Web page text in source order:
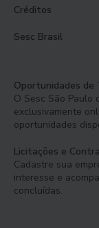
Créditos
Sesc Brasil
Oportunidades de
O Sesc São Paulo
exclusivamente
oportunidades
Licitações e
Cadastre sua
interesse e
concluídas.